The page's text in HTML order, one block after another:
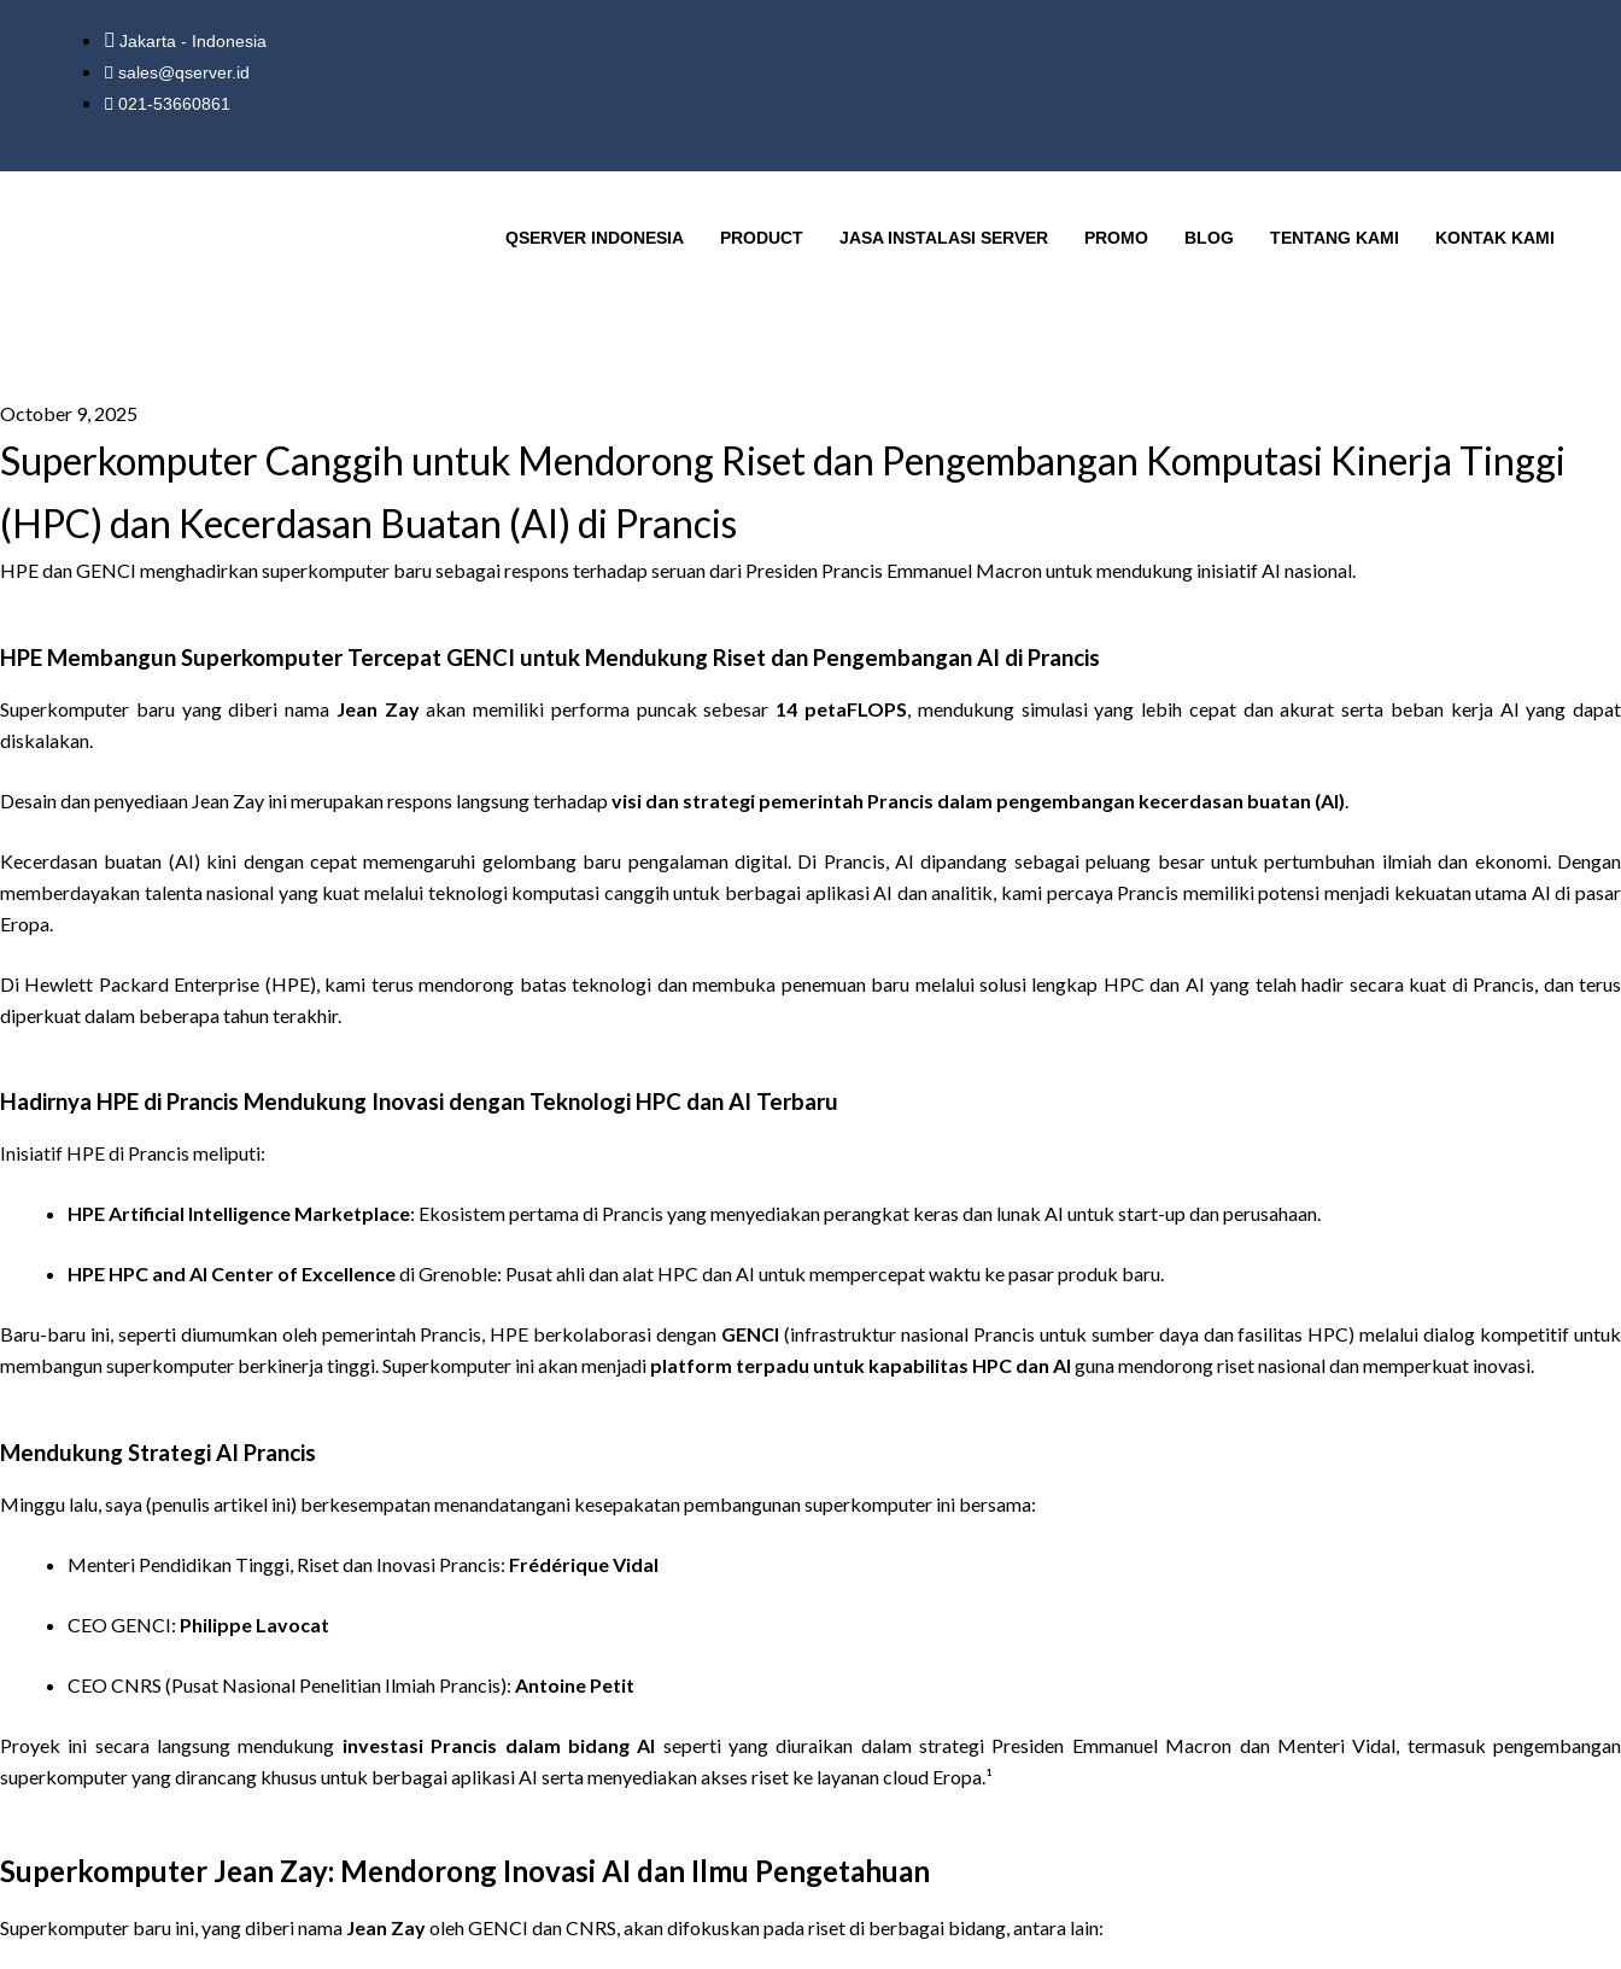
Jakarta - Indonesia
sales@qserver.id
021-53660861
QSERVER INDONESIA PRODUCT JASA INSTALASI SERVER PROMO BLOG TENTANG KAMI KONTAK KAMI
October 9, 2025
Superkomputer Canggih untuk Mendorong Riset dan Pengembangan Komputasi Kinerja Tinggi
(HPC) dan Kecerdasan Buatan (AI) di Prancis
HPE dan GENCI menghadirkan superkomputer baru sebagai respons terhadap seruan dari Presiden Prancis Emmanuel Macron untuk mendukung inisiatif AI nasional.
HPE Membangun Superkomputer Tercepat GENCI untuk Mendukung Riset dan Pengembangan AI di Prancis
Superkomputer baru yang diberi nama Jean Zayakan memiliki performa puncak sebesar 14 petaFLOPS , mendukung simulasi yang lebih cepat dan akurat serta beban kerja AI yang dapat
diskalakan.
Desain dan penyediaan Jean Zay ini merupakan respons langsung terhadapvisi dan strategi pemerintah Prancis dalam pengembangan kecerdasan buatan (AI)
Kecerdasan buatan (AI) kini dengan cepat memengaruhi gelombang baru pengalaman digital. Di Prancis, AI dipandang sebagai peluang besar untuk pertumbuhan ilmiah dan ekonomi. Dengan
memberdayakan talenta nasional yang kuat melalui teknologi komputasi canggih untuk berbagai aplikasi AI dan analitik, kami percaya Prancis memiliki potensi menjadi kekuatan utama AI di pasar
Eropa.
Di Hewlett Packard Enterprise (HPE), kami terus mendorong batas teknologi dan membuka penemuan baru melalui solusi lengkap HPC dan AI yang telah hadir secara kuat di Prancis, dan terus
diperkuat dalam beberapa tahun terakhir.
Hadirnya HPE di Prancis Mendukung Inovasi dengan Teknologi HPC dan AI Terbaru
Inisiatif HPE di Prancis meliputi:
HPE Artificial Intelligence Marketplace: Ekosistem pertama di Prancis yang menyediakan perangkat keras dan lunak AI untuk start-up dan perusahaan.
HPE HPC and AI Center of Excellencedi Grenoble: Pusat ahli dan alat HPC dan AI untuk mempercepat waktu ke pasar produk baru.
Baru-baru ini, seperti diumumkan oleh pemerintah Prancis, HPE berkolaborasi dengan GENCI (infrastruktur nasional Prancis untuk sumber daya dan fasilitas HPC) melalui dialog kompetitif untuk
membangun superkomputer berkinerja tinggi. Superkomputer ini akan menjadi platform terpadu untuk kapabilitas HPC dan AI guna mendorong riset nasional dan memperkuat inovasi.
Mendukung Strategi AI Prancis
Minggu lalu, saya (penulis artikel ini) berkesempatan menandatangani kesepakatan pembangunan superkomputer ini bersama:
Menteri Pendidikan Tinggi, Riset dan Inovasi Prancis: Frédérique Vidal
CEO GENCI: Philippe Lavocat
CEO CNRS (Pusat Nasional Penelitian Ilmiah Prancis): Antoine Petit
Proyek ini secara langsung mendukung investasi Prancis dalam bidang AI seperti yang diuraikan dalam strategi Presiden Emmanuel Macron dan Menteri Vidal, termasuk pengembangan
superkomputer yang dirancang khusus untuk berbagai aplikasi AI serta menyediakan akses riset ke layanan cloud Eropa.¹
Superkomputer Jean Zay: Mendorong Inovasi AI dan Ilmu Pengetahuan
Superkomputer baru ini, yang diberi nama Jean Zayoleh GENCI dan CNRS, akan difokuskan pada riset di berbagai bidang, antara lain: